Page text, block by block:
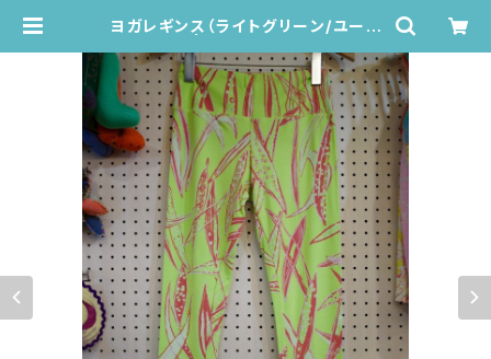
ヨガレギンス（ライトグリーン/ユーカ